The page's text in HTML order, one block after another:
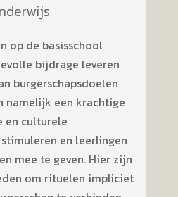
op de basisschool
bijdrage leveren
burgerschapsdoelen
namelijk een krachtige
en culturele
en leerlingen
mee te geven. Hier zijn
om rituelen impliciet